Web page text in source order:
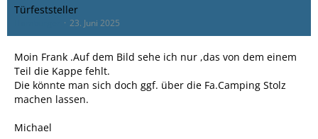
Türfeststeller
23. Juni 2025
Moin Frank .Auf dem Bild sehe ich nur ,das von dem einem
Teil die Kappe fehlt.
Die könnte man sich doch ggf. über die Fa.Camping Stolz
machen lassen.
Michael